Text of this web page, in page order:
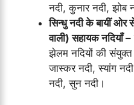
नदी, कुनार नदी, झोब
सिन्धु नदी के बायीं ओर
वाली) सहायक नदियाँ –
झेलम नदियों की संयुक्त
जास्कर नदी, स्यांग
नदी, सुन नदी।